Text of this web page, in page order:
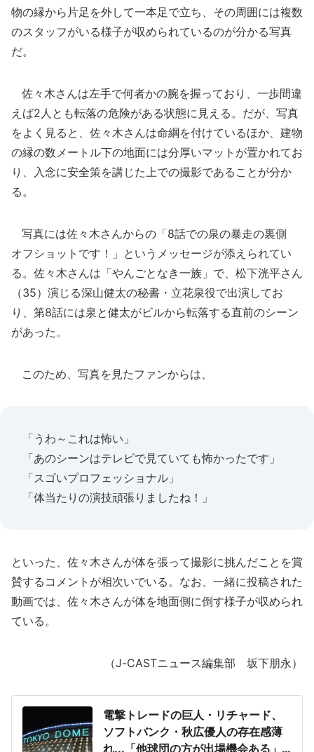
物の縁から片足を外して一本足で立ち、その周囲には複数
のスタッフがいる様子が収められているのが分かる写真
だ。
佐々木さんは左手で何者かの腕を握っており、一歩間違
えば2人とも転落の危険がある状態に見える。だが、写真
をよく見ると、佐々木さんは命綱を付けているほか、建物
の縁の数メートル下の地面には分厚いマットが置かれてお
り、入念に安全策を講じた上での撮影であることが分か
る。
写真には佐々木さんからの「8話での泉の暴走の裏側
オフショットです！」というメッセージが添えられてい
る。佐々木さんは「やんごとなき一族」で、松下洸平さん
（35）演じる深山健太の秘書・立花泉役で出演してお
り、第8話には泉と健太がビルから転落する直前のシーン
があった。
このため、写真を見たファンからは、
「うわ～これは怖い」
「あのシーンはテレビで見ていても怖かったです」
「スゴいプロフェッショナル」
「体当たりの演技頑張りましたね！」
といった、佐々木さんが体を張って撮影に挑んだことを賞
賛するコメントが相次いでいる。なお、一緒に投稿された
動画では、佐々木さんが体を地面側に倒す様子が収められ
ている。
（J-CASTニュース編集部 坂下朋永）
電撃トレードの巨人・リチャード、
ソフトバンク・秋広優人の存在感薄
れ...「他球団の方が出場機会ある」